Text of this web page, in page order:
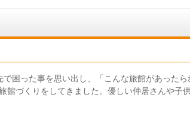
困った事を思い出し、「こんな旅館があったら
館づくりをしてきました。優しい仲居さんや子